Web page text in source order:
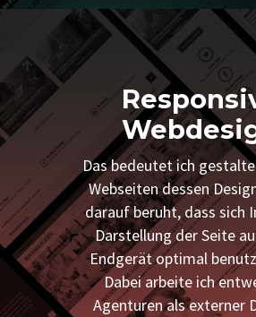
Das bedeutet ich
Webseiten dessen
darauf beruht, dass sich
Darstellung der Seite
Endgerät optimal
Dabei arbeite ich
Agenturen als externer